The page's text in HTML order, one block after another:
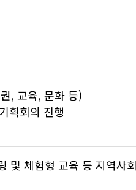
, 교육, 문화 등)
획회의 진행
및 체험형 교육 등 지역사